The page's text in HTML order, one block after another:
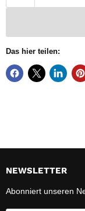
Das hier teilen:
NEWSLETTER
Abonniert unseren